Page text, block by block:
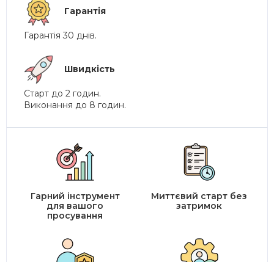
Гарантія
Гарантія 30 днів.
Швидкість
Старт до 2 годин.
Виконання до 8 годин.
Гарний інструмент
для вашого
просування
Миттєвий старт без
затримок